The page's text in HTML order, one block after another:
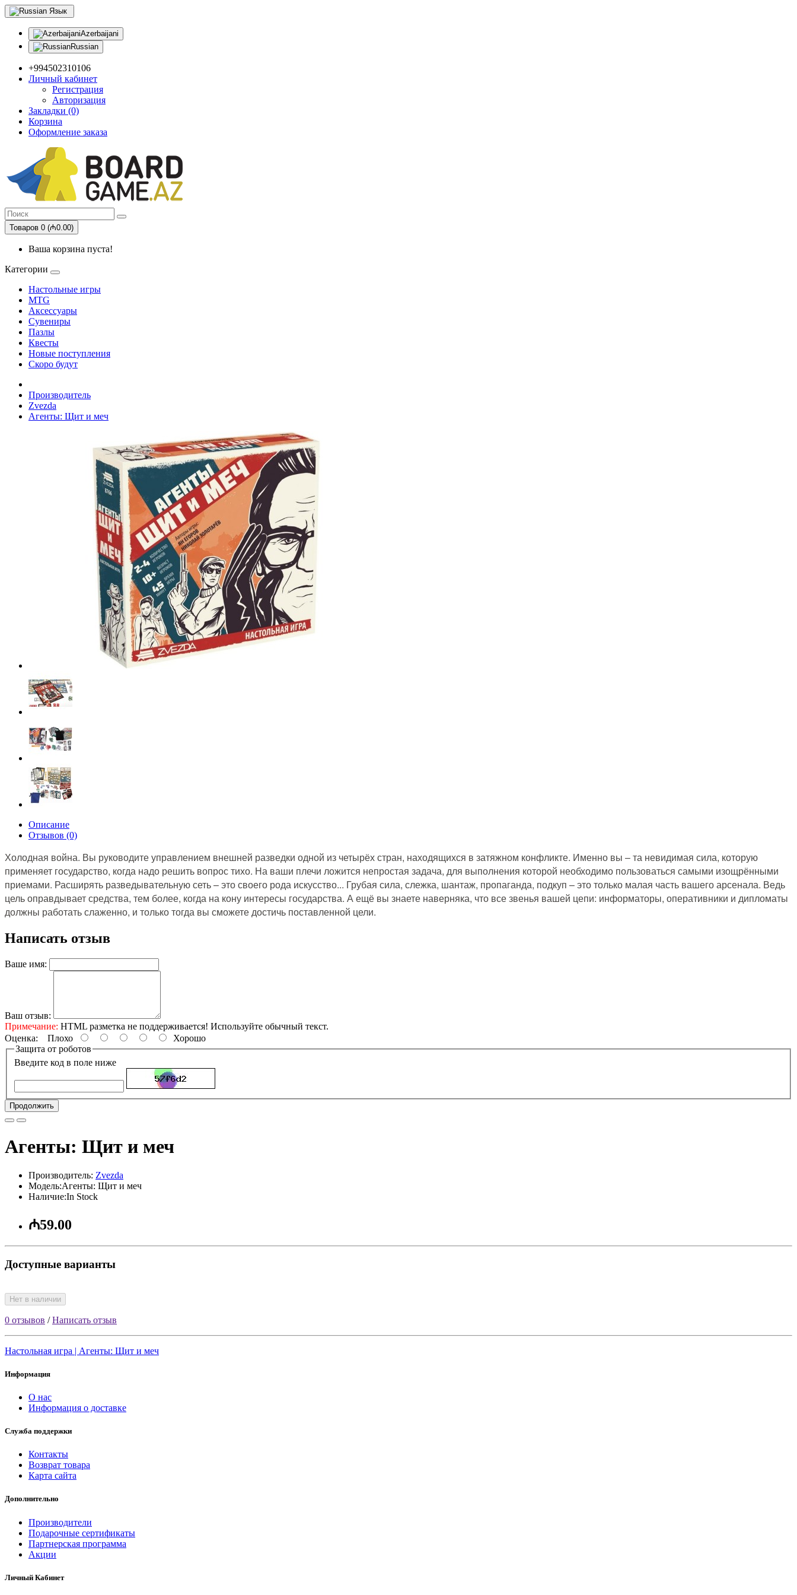
Язык
Azerbaijani
Russian
+994502310106
Личный кабинет
Регистрация
Авторизация
Закладки (0)
Корзина
Оформление заказа
Товаров 0 (₼0.00)
Ваша корзина пуста!
Категории
Настольные игры
MTG
Аксессуары
Сувениры
Пазлы
Квесты
Новые поступления
Скоро будут
Производитель
Zvezda
Агенты: Щит и меч
Описание
Отзывов (0)
Холодная война. Вы руководите управлением внешней разведки одной из четырёх стран, находящихся в затяжном конфликте. Именно вы – та невидимая сила, которую
применяет государство, когда надо решить вопрос тихо. На ваши плечи ложится непростая задача, для выполнения которой необходимо пользоваться самыми изощрёнными
приемами. Расширять разведывательную сеть – это своего рода искусство... Грубая сила, слежка, шантаж, пропаганда, подкуп – это только малая часть вашего арсенала. Ведь
цель оправдывает средства, тем более, когда на кону интересы государства. А ещё вы знаете наверняка, что все звенья вашей цепи: информаторы, оперативники и дипломаты
должны работать слаженно, и только тогда вы сможете достичь поставленной цели.
Написать отзыв
Ваше имя:
Ваш отзыв:
Примечание: HTML разметка не поддерживается! Используйте обычный текст.
Оценка: Плохо
Хорошо
Защита от роботов
Введите код в поле ниже
Продолжить
Агенты: Щит и меч
Производитель: Zvezda
Модель:Агенты: Щит и меч
Наличие:In Stock
₼59.00
Доступные варианты
Нет в наличии
0 отзывов /Написать отзыв
Настольная игра | Агенты: Щит и меч
Информация
О нас
Информация о доставке
Служба поддержки
Контакты
Возврат товара
Карта сайта
Дополнительно
Производители
Подарочные сертификаты
Партнерская программа
Акции
Личный Кабинет